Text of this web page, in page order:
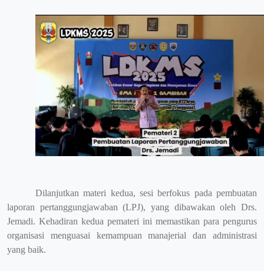
Dilanjutkan materi kedua, sesi berfokus pada pembuatan
laporan pertanggungjawaban (LPJ), yang dibawakan oleh Drs.
Jemadi. Kehadiran kedua pemateri ini memastikan para pengurus
organisasi menguasai kemampuan manajerial dan administrasi
yang baik.